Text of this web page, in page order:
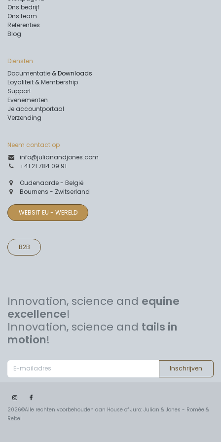
Ons bedrijf
Ons team
Referenties
Blog
Diensten
Documentatie & Downloads
Loyaliteit & Membership
Support
Evenementen
Je accountportaal
Verzending
Neem contact op
info@julianandjones.com
+41 21 784 09 91
Oudenaarde - België
Bournens - Zwitserland
WEBSIT EU - WERELD
B2B
Innovation, science and equine
excellence!
Innovation, science and tails in
motion!
Inschrijven
2026©Alle rechten voorbehouden aan House of Juro: Julian & Jones - Romée &
Rebel